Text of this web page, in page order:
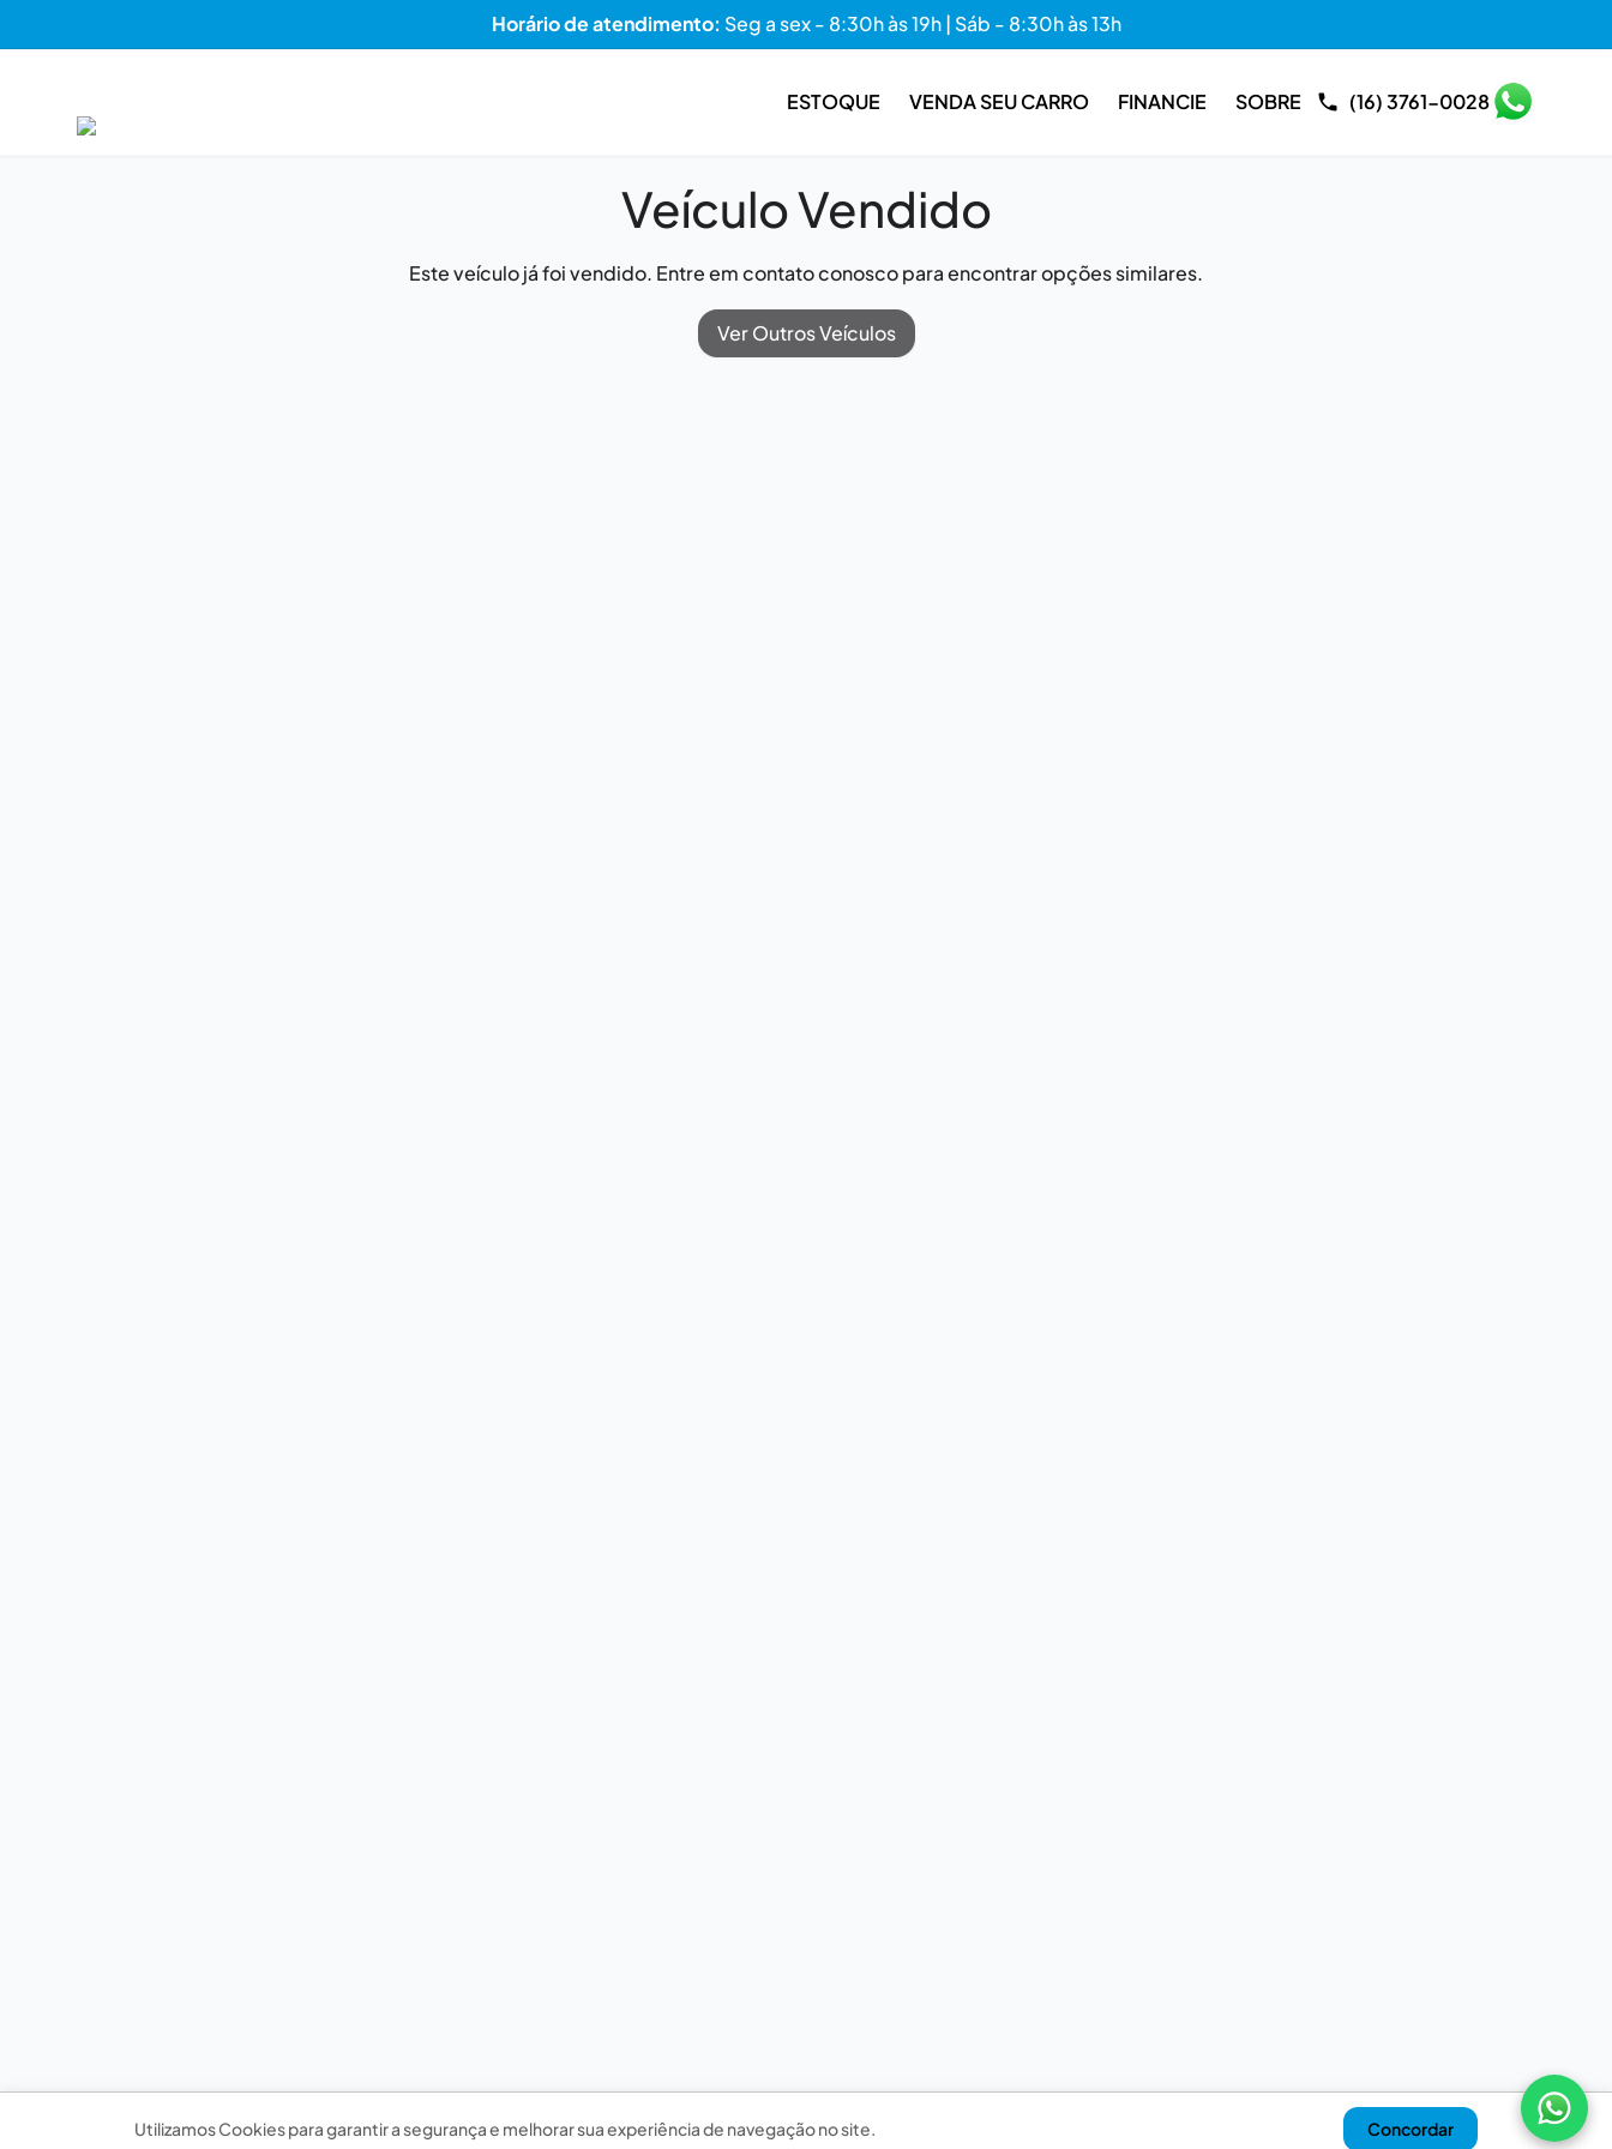
Horário de atendimento: Seg a sex - 8:30h às 19h | Sáb - 8:30h às 13h
ESTOQUE VENDA SEU CARRO FINANCIE SOBRE (16) 3761-0028
Veículo Vendido
Este veículo já foi vendido. Entre em contato conosco para encontrar opções similares.
Ver Outros Veículos
Utilizamos Cookies para garantir a segurança e melhorar sua experiência de navegação no site. Concordar